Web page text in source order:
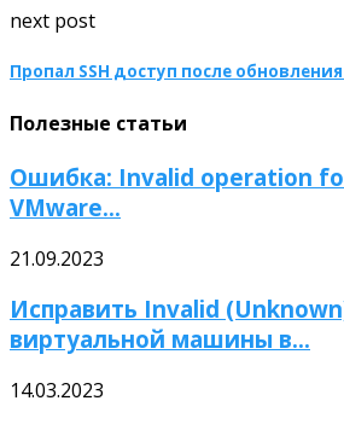
next post
Пропал SSH доступ после
Полезные статьи
Ошибка: Invalid operation for
VMware...
21.09.2023
Исправить Invalid
виртуальной машины в...
14.03.2023